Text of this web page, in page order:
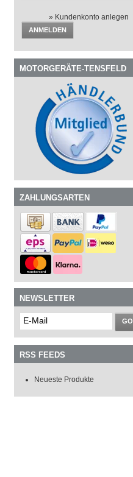
» Kundenkonto anlegen
ANMELDEN
MOTORGERÄTE-TENSFELD
ZAHLUNGSARTEN
NEWSLETTER
GO
RSS FEEDS
Neueste Produkte